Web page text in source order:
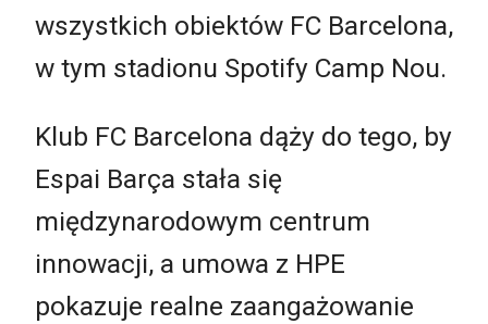
wszystkich obiektów FC Barcelona,
w tym stadionu Spotify Camp Nou.
Klub FC Barcelona dąży do tego, by
Espai Barça stała się
międzynarodowym centrum
innowacji, a umowa z HPE
pokazuje realne zaangażowanie